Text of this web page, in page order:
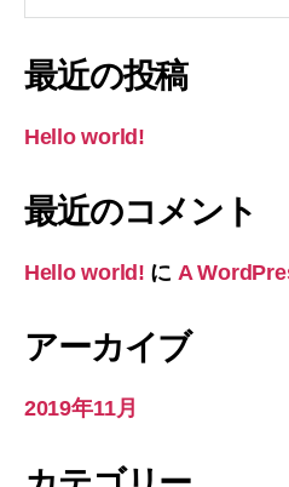
象:
最近の投稿
Hello world!
最近のコメント
Hello world! に A
アーカイブ
2019年11月